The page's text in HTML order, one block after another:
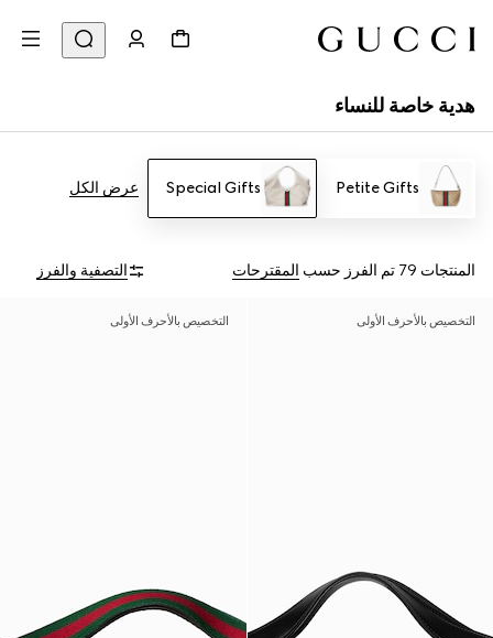
هدية خاصة للنساء
Petite Gifts
Special Gifts عرض الكل
المنتجات 79 تم الفرز حسب المقترحات التصفية والفرز
التخصيص بالأحرف الأولى التخصيص بالأحرف الأولى